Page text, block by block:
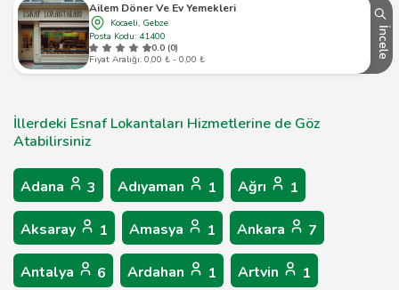
Ailem Döner Ve Ev Yemekleri
Kocaeli, Gebze
Posta Kodu: 41400
0.0 (0)
Fiyat Aralığı: 0,00 ₺ - 0,00 ₺
İncele
İllerdeki Esnaf Lokantaları Hizmetlerine de Göz
Atabilirsiniz
Adana 3 Adıyaman 1 Ağrı 1
Aksaray 1 Amasya 1 Ankara 7
Antalya 6 Ardahan 1 Artvin 1